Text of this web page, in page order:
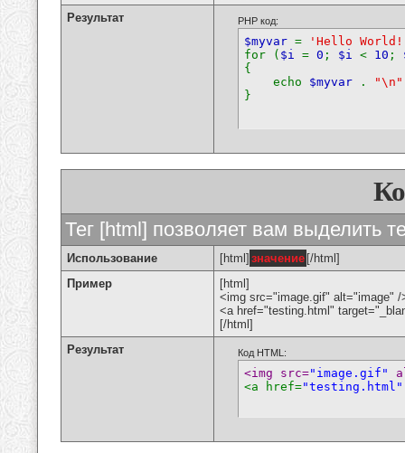
Результат
PHP код:
$myvar =
'Hello
for ( $i = 0 ; $i < 10 ;
{
echo $myvar . "\n"
}
Тег [html] позволяет вам выделить
Использование [html] значение [/html]
Пример
[html]
<img src="image.gif" alt="image" /
<a href="testing.html"
[/html]
Результат
Код HTML:
<img src="image.gif"
<a href="testing.html"